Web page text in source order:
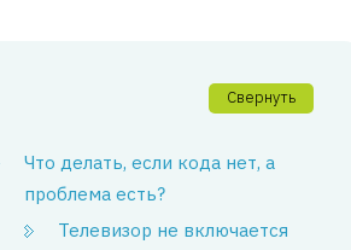
Свернуть
Что делать, если кода нет, а
проблема есть?
Телевизор не включается